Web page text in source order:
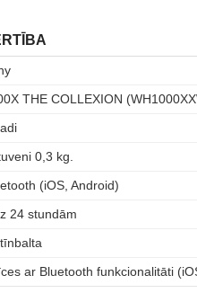
THE COLLEXION
0,3 kg.
(iOS, Android)
24 stundām
ar Bluetooth funkcionalitāti